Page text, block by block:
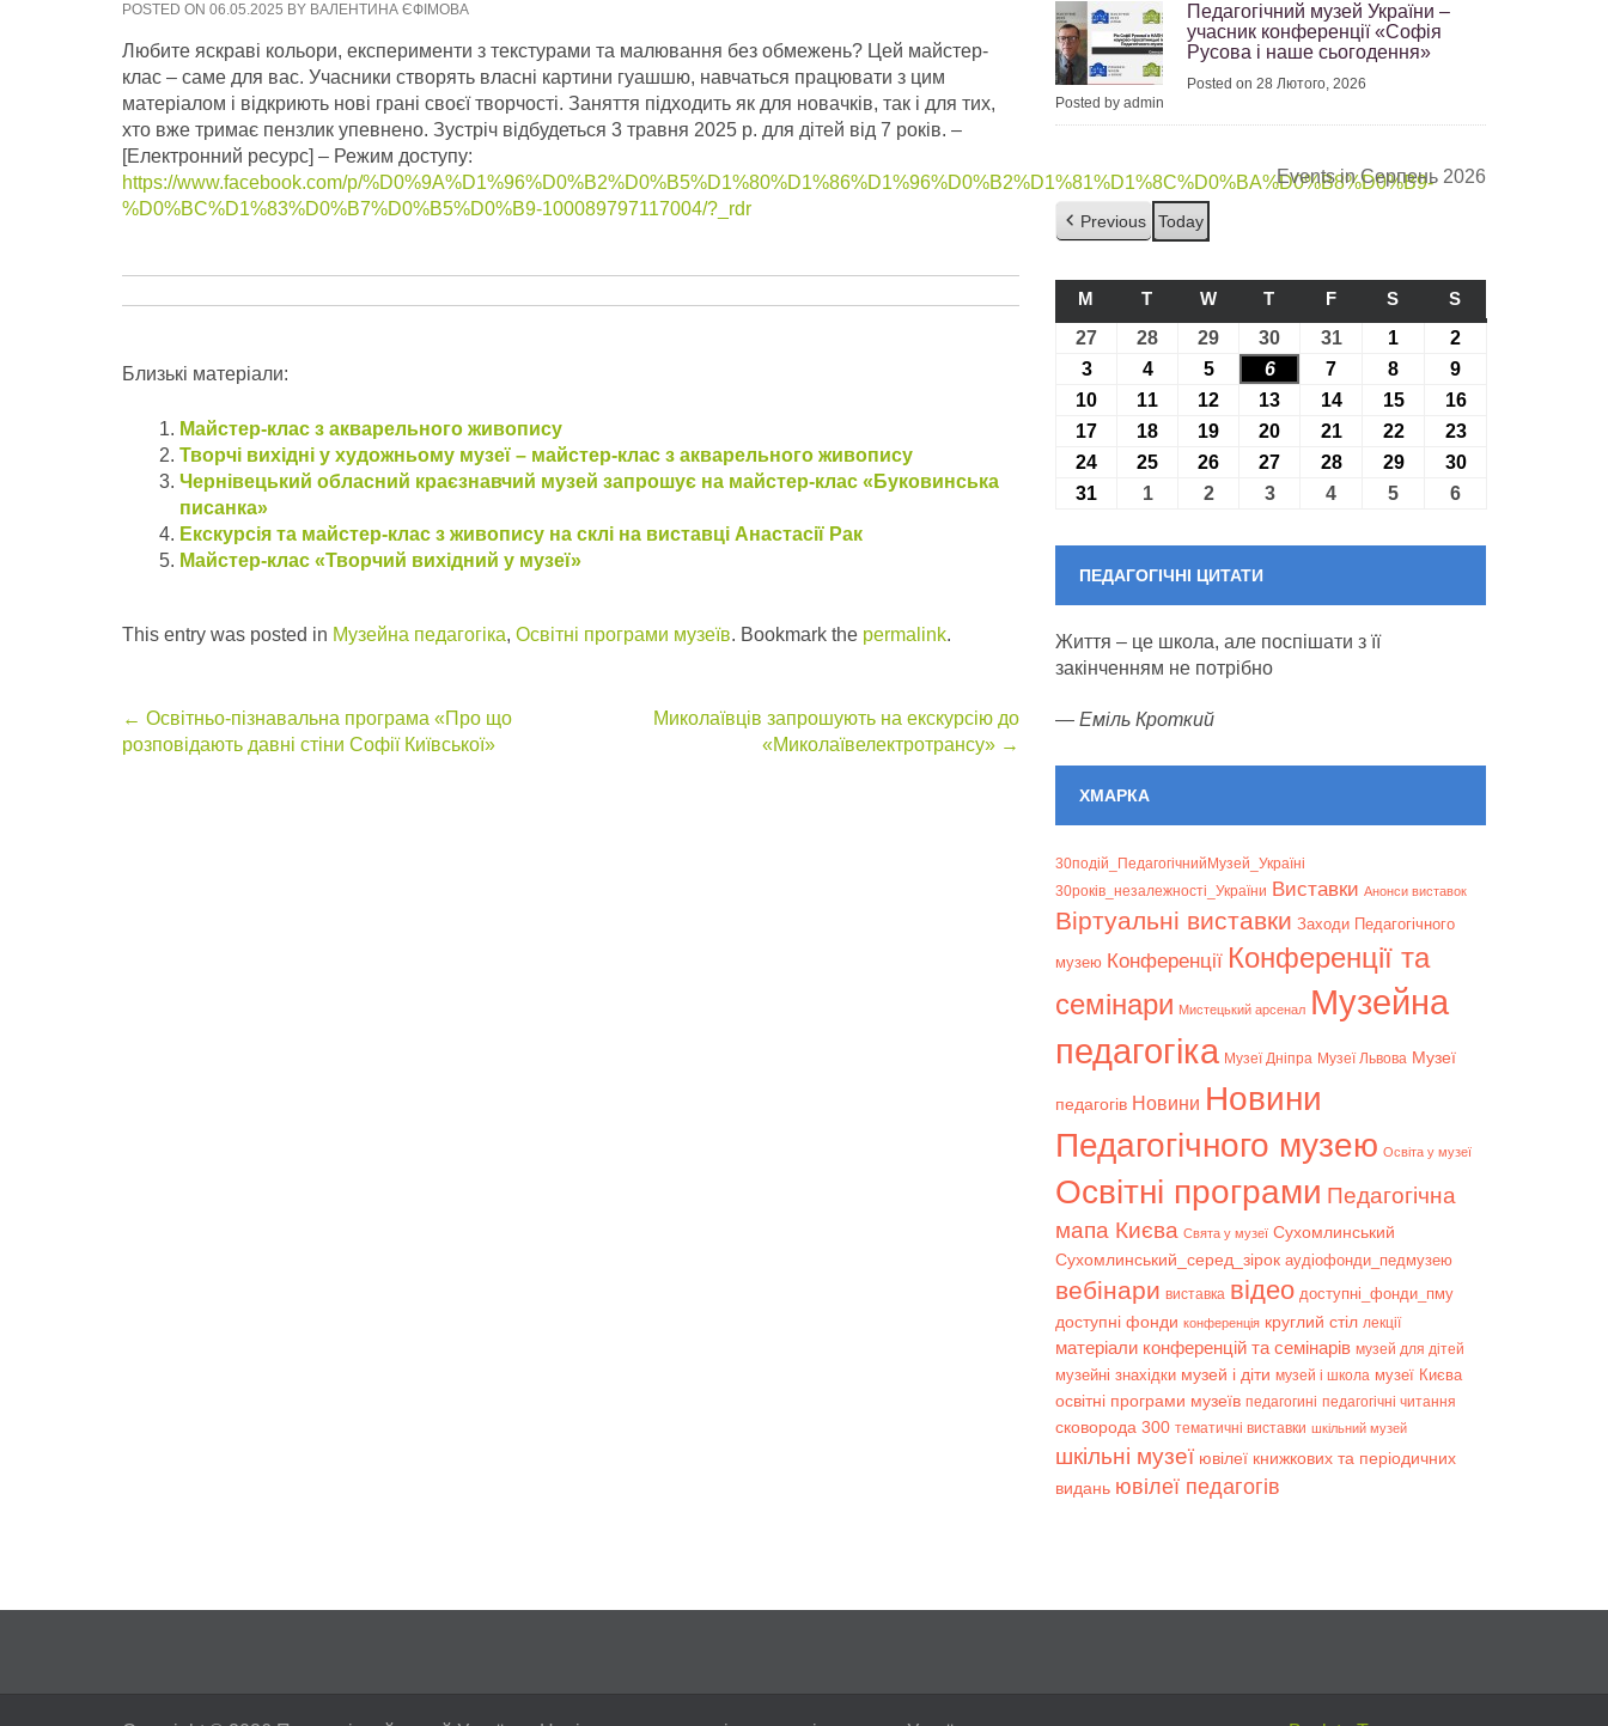
POSTED ON 06.05.2025 BY ВАЛЕНТИНА ЄФІМОВА
Любите яскраві кольори, експерименти з текстурами та малювання без обмежень? Цей майстер-
клас – саме для вас. Учасники створять власні картини гуашшю, навчаться працювати з цим
матеріалом і відкриють нові грані своєї творчості. Заняття підходить як для новачків, так і для тих,
хто вже тримає пензлик упевнено. Зустріч відбудеться 3 травня 2025 р. для дітей від 7 років. –
[Електронний ресурс] – Режим доступу:
https://www.facebook.com/p/%D0%9A%D1%96%D0%B2%D0%B5%D1%80%D1%86%D1%96%D0%B2%D1%81%D1%8C%D0%BA%D0%B8%D0%B9-
%D0%BC%D1%83%D0%B7%D0%B5%D0%B9-100089797117004/?_rdr
Близькі матеріали:
Майстер-клас з акварельного живопису
Творчі вихідні у художньому музеї – майстер-клас з акварельного живопису
Чернівецький обласний краєзнавчий музей запрошує на майстер-клас «Буковинська
писанка»
Екскурсія та майстер-клас з живопису на склі на виставці Анастасії Рак
Майстер-клас «Творчий вихідний у музеї»
This entry was posted in Музейна педагогіка, Освітні програми музеїв. Bookmark the permalink.
Post
← Освітньо-пізнавальна програма «Про що
розповідають давні стіни Софії Київської»
Миколаївців запрошують на екскурсію до
«Миколаївелектротрансу» →
Педагогічний музей України –
учасник конференції «Софія
Русова і наше сьогодення»
Posted on 28 Лютого, 2026
Posted by admin
Events in Серпень 2026
Previous Today
M ПОНЕДІЛОК
T ВІВТОРОК
WСЕРЕДА
T ЧЕТВЕР
FП’ЯТНИЦЯ
S СУБОТА
S
27 27.07.2026
28 28.07.2026
29 29.07.2026
30 30.07.2026
3131.07.2026
1 01.08.2026
2
303.08.2026
404.08.2026
505.08.2026
606.08.2026
7 07.08.2026
8 08.08.2026
9
10 10.08.2026
11 11.08.2026
12 12.08.2026
13 13.08.2026
1414.08.2026
1515.08.2026
1616.08.2026
17 17.08.2026
18 18.08.2026
19 19.08.2026
20 20.08.2026
2121.08.2026
2222.08.2026
2323.08.2026
24 24.08.2026
25 25.08.2026
26 26.08.2026
27 27.08.2026
2828.08.2026
2929.08.2026
3030.08.2026
31 31.08.2026
101.09.2026
202.09.2026
303.09.2026
4 04.09.2026
5 05.09.2026
6
ПЕДАГОГІЧНІ ЦИТАТИ
Життя – це школа, але поспішати з її
закінченням не потрібно
— Еміль Кроткий
ХМАРКА
30подій_ПедагогічнийМузей_Україні
30років_незалежності_України Bиставки Анонси виставок
Віртуальні виставки Заходи Педагогічного
музею Конференції Конференції та
семінари Мистецький арсенал Музейна
педагогіка Музеї Дніпра Музеї Львова Музеї
педагогів Новини Новини
Педагогічного музею Освіта у музеї
Освітні програми Педагогічна
мапа Києва Свята у музеї Сухомлинський
Сухомлинський_серед_зірок аудіофонди_педмузею
вебінари виставка відео доступні_фонди_пму
доступні фонди конференція круглий стіл лекції
матеріали конференцій та семінарів музей для дітей
музейні знахідки музей і діти музей і школа музеї Києва
освітні програми музеїв педагогині педагогічні читання
сковорода 300 тематичні виставки шкільний музей
шкільні музеї ювілеї книжкових та періодичних
видань ювілеї педагогів